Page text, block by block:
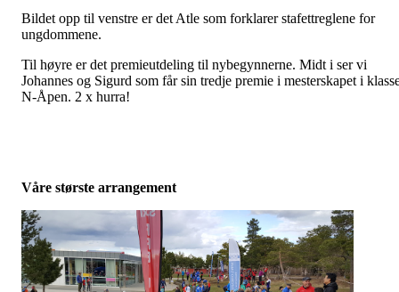
Bildet opp til venstre er det Atle som forklarer stafettreglene for
ungdommene.
Til høyre er det premieutdeling til nybegynnerne. Midt i ser vi
Johannes og Sigurd som får sin tredje premie i mesterskapet i
N-Åpen. 2 x hurra!
Våre største arrangement